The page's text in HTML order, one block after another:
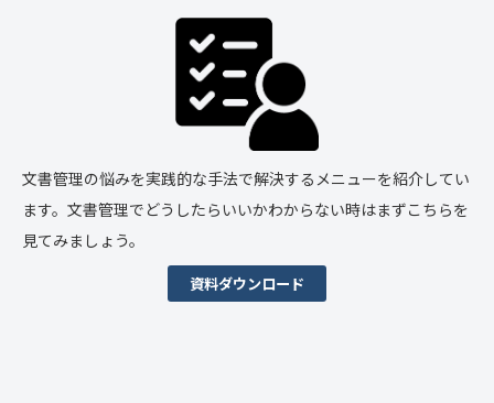
文書管理の悩みを実践的な手法で解決するメニューを紹介してい
ます。文書管理でどうしたらいいかわからない時はまずこちらを
見てみましょう。
資料ダウンロード